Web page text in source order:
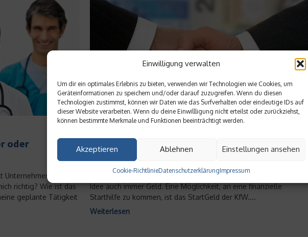
Einwilligung verwalten
Um dir ein optimales Erlebnis zu bieten, verwenden wir Technologien wie Cookies, um
Geräteinformationen zu speichern und/oder darauf zuzugreifen. Wenn du diesen
Technologien zustimmst, können wir Daten wie das Surfverhalten oder eindeutige IDs auf
dieser Website verarbeiten. Wenn du deine Einwillligung nicht erteilst oder zurückziehst,
können bestimmte Merkmale und Funktionen beeinträchtigt werden.
Akzeptieren Ablehnen Einstellungen ansehen
Cookie-RichtlinieDatenschutzerklärungImpressum
oder
vor
richtig? Wie ist das
geplante Tätigkeit
StartGeld – Staatliche Starthilfe für Ihr
Unternehmen
Um ein Unternehmen zu starten, braucht man neben einer guten
Idee auch immer Geld. Eine Möglichkeit, an eine finanzielle
Starthilfe zu kommen, ist das StartGeld der KfW....
Weiterlesen
Service & Wissen